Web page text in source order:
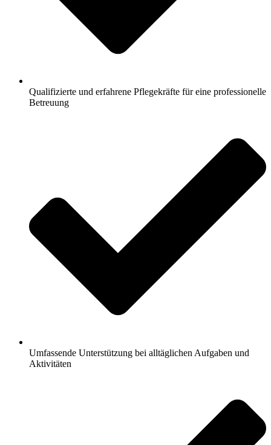
Qualifizierte und erfahrene Pflegekräfte für eine professionelle
Betreuung
Umfassende Unterstützung bei alltäglichen Aufgaben und
Aktivitäten